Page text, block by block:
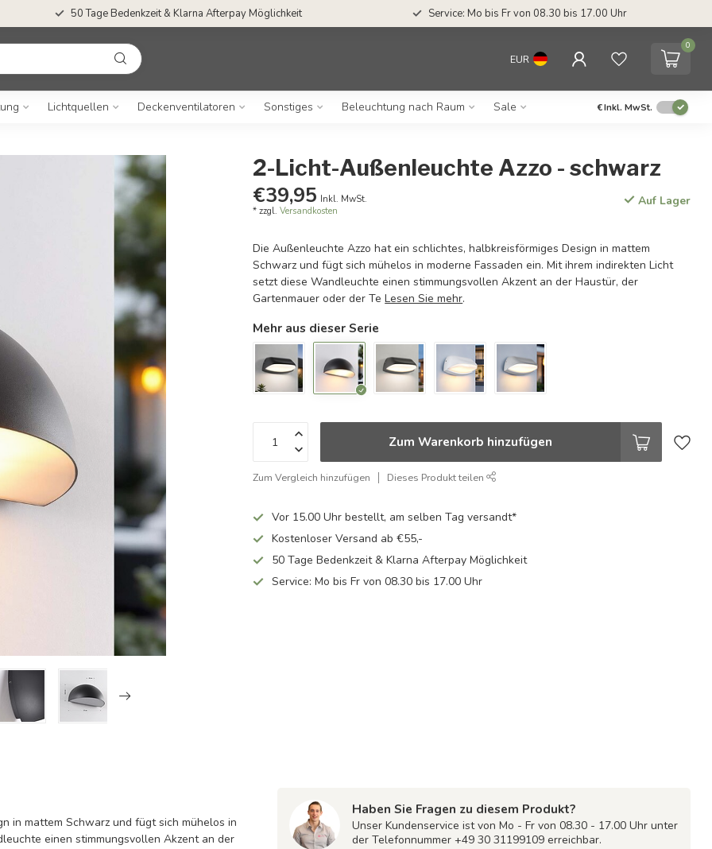
50 Tage Bedenkzeit & Klarna Afterpay Möglichkeit Service: Mo bis Fr von 08.30 bis 17.00 Uhr
EUR
0
Lichtquellen Deckenventilatoren Sonstiges Beleuchtung nach Raum Sale €Inkl. MwSt.
2-Licht-Außenleuchte Azzo - schwarz
€39,95 Inkl. MwSt.
* zzgl.Versandkosten
Auf Lager
Die Außenleuchte Azzo hat ein schlichtes, halbkreisförmiges Design in mattem
Schwarz und fügt sich mühelos in moderne Fassaden ein. Mit ihrem indirekten Licht
setzt diese Wandleuchte einen stimmungsvollen Akzent an der Haustür, der
Gartenmauer oder der TeLesen Sie mehr.
Mehr aus dieser Serie
Zum Warenkorb hinzufügen
Zum Vergleich hinzufügen Dieses Produkt teilen
Vor 15.00 Uhr bestellt, am selben Tag versandt*
Kostenloser Versand ab €55,-
50 Tage Bedenkzeit & Klarna Afterpay Möglichkeit
Service: Mo bis Fr von 08.30 bis 17.00 Uhr
in mattem Schwarz und fügt sich mühelos in
einen stimmungsvollen Akzent an der
Haben Sie Fragen zu diesem Produkt?
Unser Kundenservice ist von Mo - Fr von 08.30 - 17.00 Uhr unter
der Telefonnummer +49 30 31199109 erreichbar.